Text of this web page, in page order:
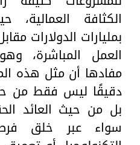
الكثافة
بمليارات الدولارات
العمل المباشرة،
مفادها أن مثل هذه
دقيقًا ليس فقط من
بل من حيث العائد
سواء عبر خلق